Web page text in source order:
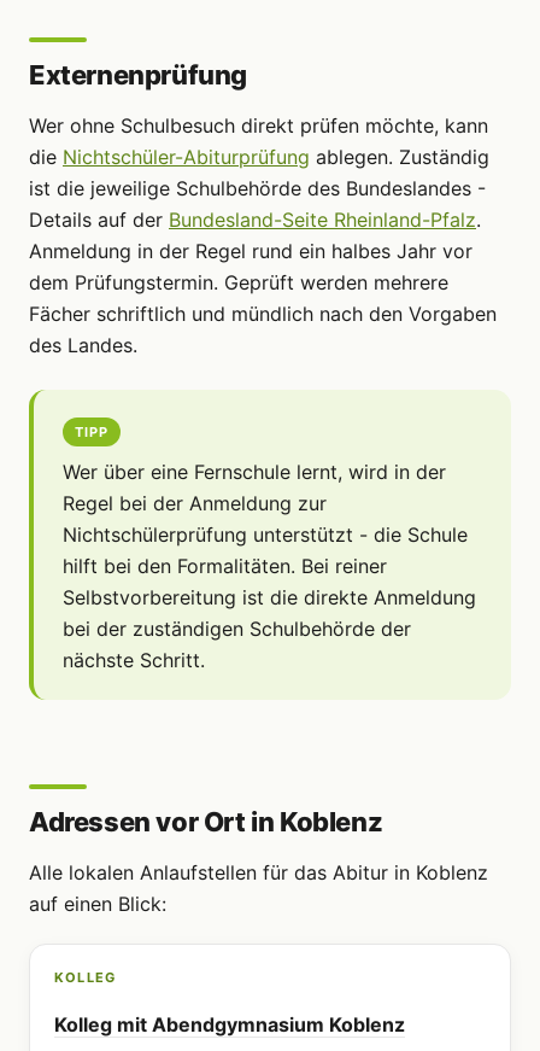
Externenprüfung
Wer ohne Schulbesuch direkt prüfen möchte, kann
die Nichtschüler-Abiturprüfung ablegen. Zuständig
ist die jeweilige Schulbehörde des Bundeslandes -
Details auf der Bundesland-Seite Rheinland-Pfalz.
Anmeldung in der Regel rund ein halbes Jahr vor
dem Prüfungstermin. Geprüft werden mehrere
Fächer schriftlich und mündlich nach den Vorgaben
des Landes.
TIPP
Wer über eine Fernschule lernt, wird in der
Regel bei der Anmeldung zur
Nichtschülerprüfung unterstützt - die Schule
hilft bei den Formalitäten. Bei reiner
Selbstvorbereitung ist die direkte Anmeldung
bei der zuständigen Schulbehörde der
nächste Schritt.
Adressen vor Ort in Koblenz
Alle lokalen Anlaufstellen für das Abitur in Koblenz
auf einen Blick:
KOLLEG
Kolleg mit Abendgymnasium Koblenz